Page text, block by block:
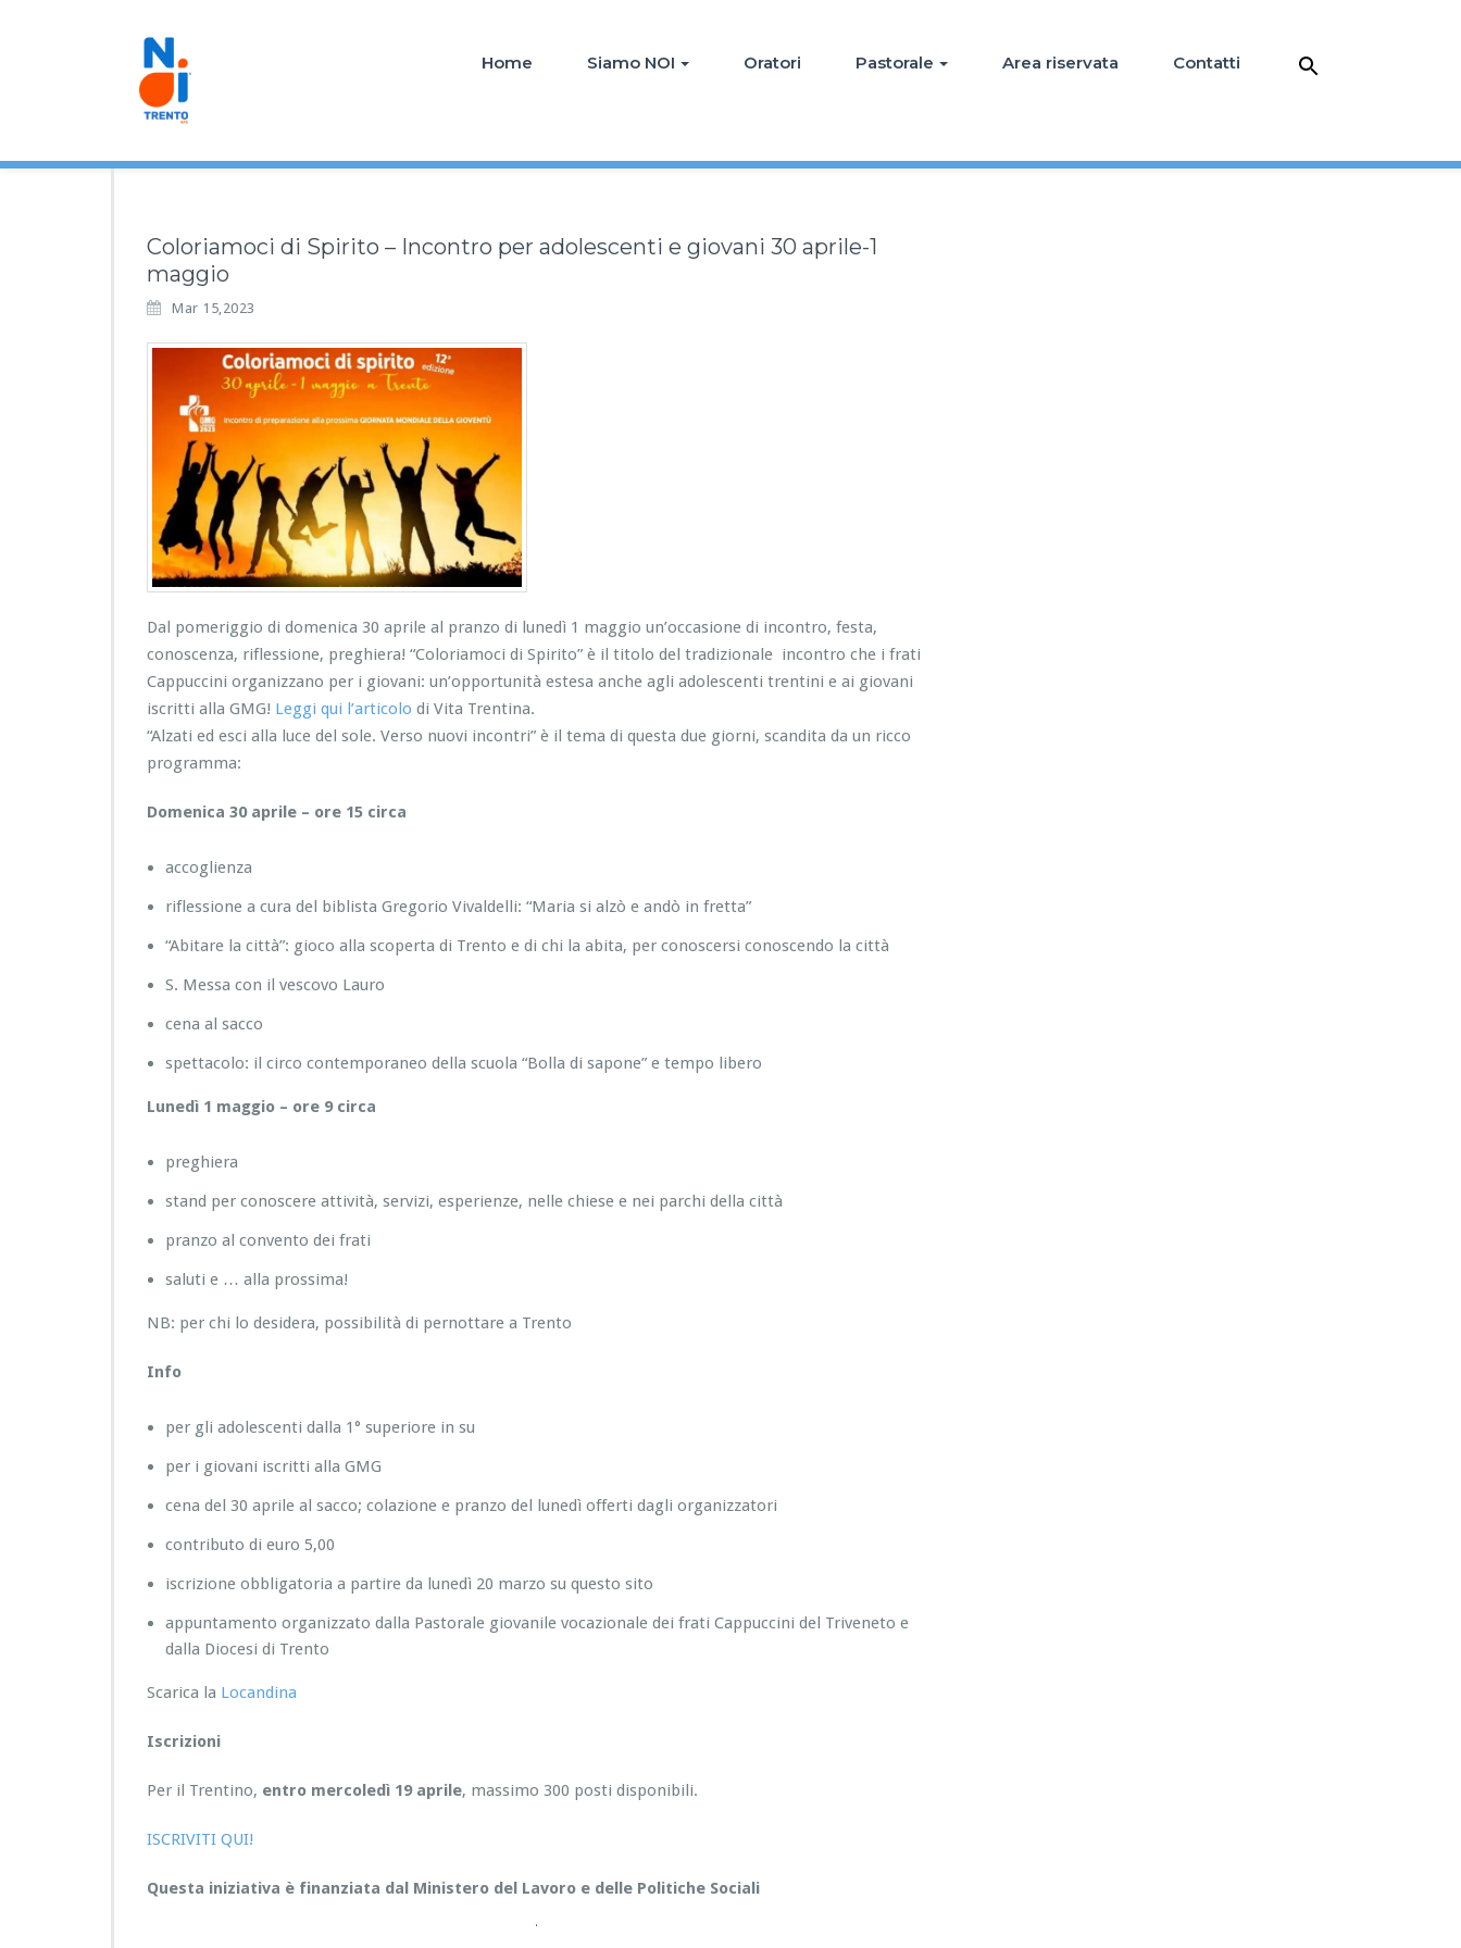
Home Siamo NOI Oratori Pastorale Area riservata Contatti
Coloriamoci di Spirito – Incontro per adolescenti e giovani 30 aprile-1
maggio
Mar 15,2023
Dal pomeriggio di domenica 30 aprile al pranzo di lunedì 1 maggio un’occasione di incontro, festa,
conoscenza, riflessione, preghiera! “Coloriamoci di Spirito” è il titolo del tradizionale incontro che i frati
Cappuccini organizzano per i giovani: un’opportunità estesa anche agli adolescenti trentini e ai giovani
iscritti alla GMG! Leggi qui l’articolo di Vita Trentina.
“Alzati ed esci alla luce del sole. Verso nuovi incontri” è il tema di questa due giorni, scandita da un ricco
programma:
Domenica 30 aprile – ore 15 circa
accoglienza
riflessione a cura del biblista Gregorio Vivaldelli: “Maria si alzò e andò in fretta”
“Abitare la città”: gioco alla scoperta di Trento e di chi la abita, per conoscersi conoscendo la città
S. Messa con il vescovo Lauro
cena al sacco
spettacolo: il circo contemporaneo della scuola “Bolla di sapone” e tempo libero
Lunedì 1 maggio – ore 9 circa
preghiera
stand per conoscere attività, servizi, esperienze, nelle chiese e nei parchi della città
pranzo al convento dei frati
saluti e … alla prossima!
NB: per chi lo desidera, possibilità di pernottare a Trento
Info
per gli adolescenti dalla 1° superiore in su
per i giovani iscritti alla GMG
cena del 30 aprile al sacco; colazione e pranzo del lunedì offerti dagli organizzatori
contributo di euro 5,00
iscrizione obbligatoria a partire da lunedì 20 marzo su questo sito
appuntamento organizzato dalla Pastorale giovanile vocazionale dei frati Cappuccini del Triveneto e
dalla Diocesi di Trento
Scarica la Locandina
Iscrizioni
Per il Trentino, entro mercoledì 19 aprile, massimo 300 posti disponibili.
ISCRIVITI QUI!
Questa iniziativa è finanziata dal Ministero del Lavoro e delle Politiche Sociali